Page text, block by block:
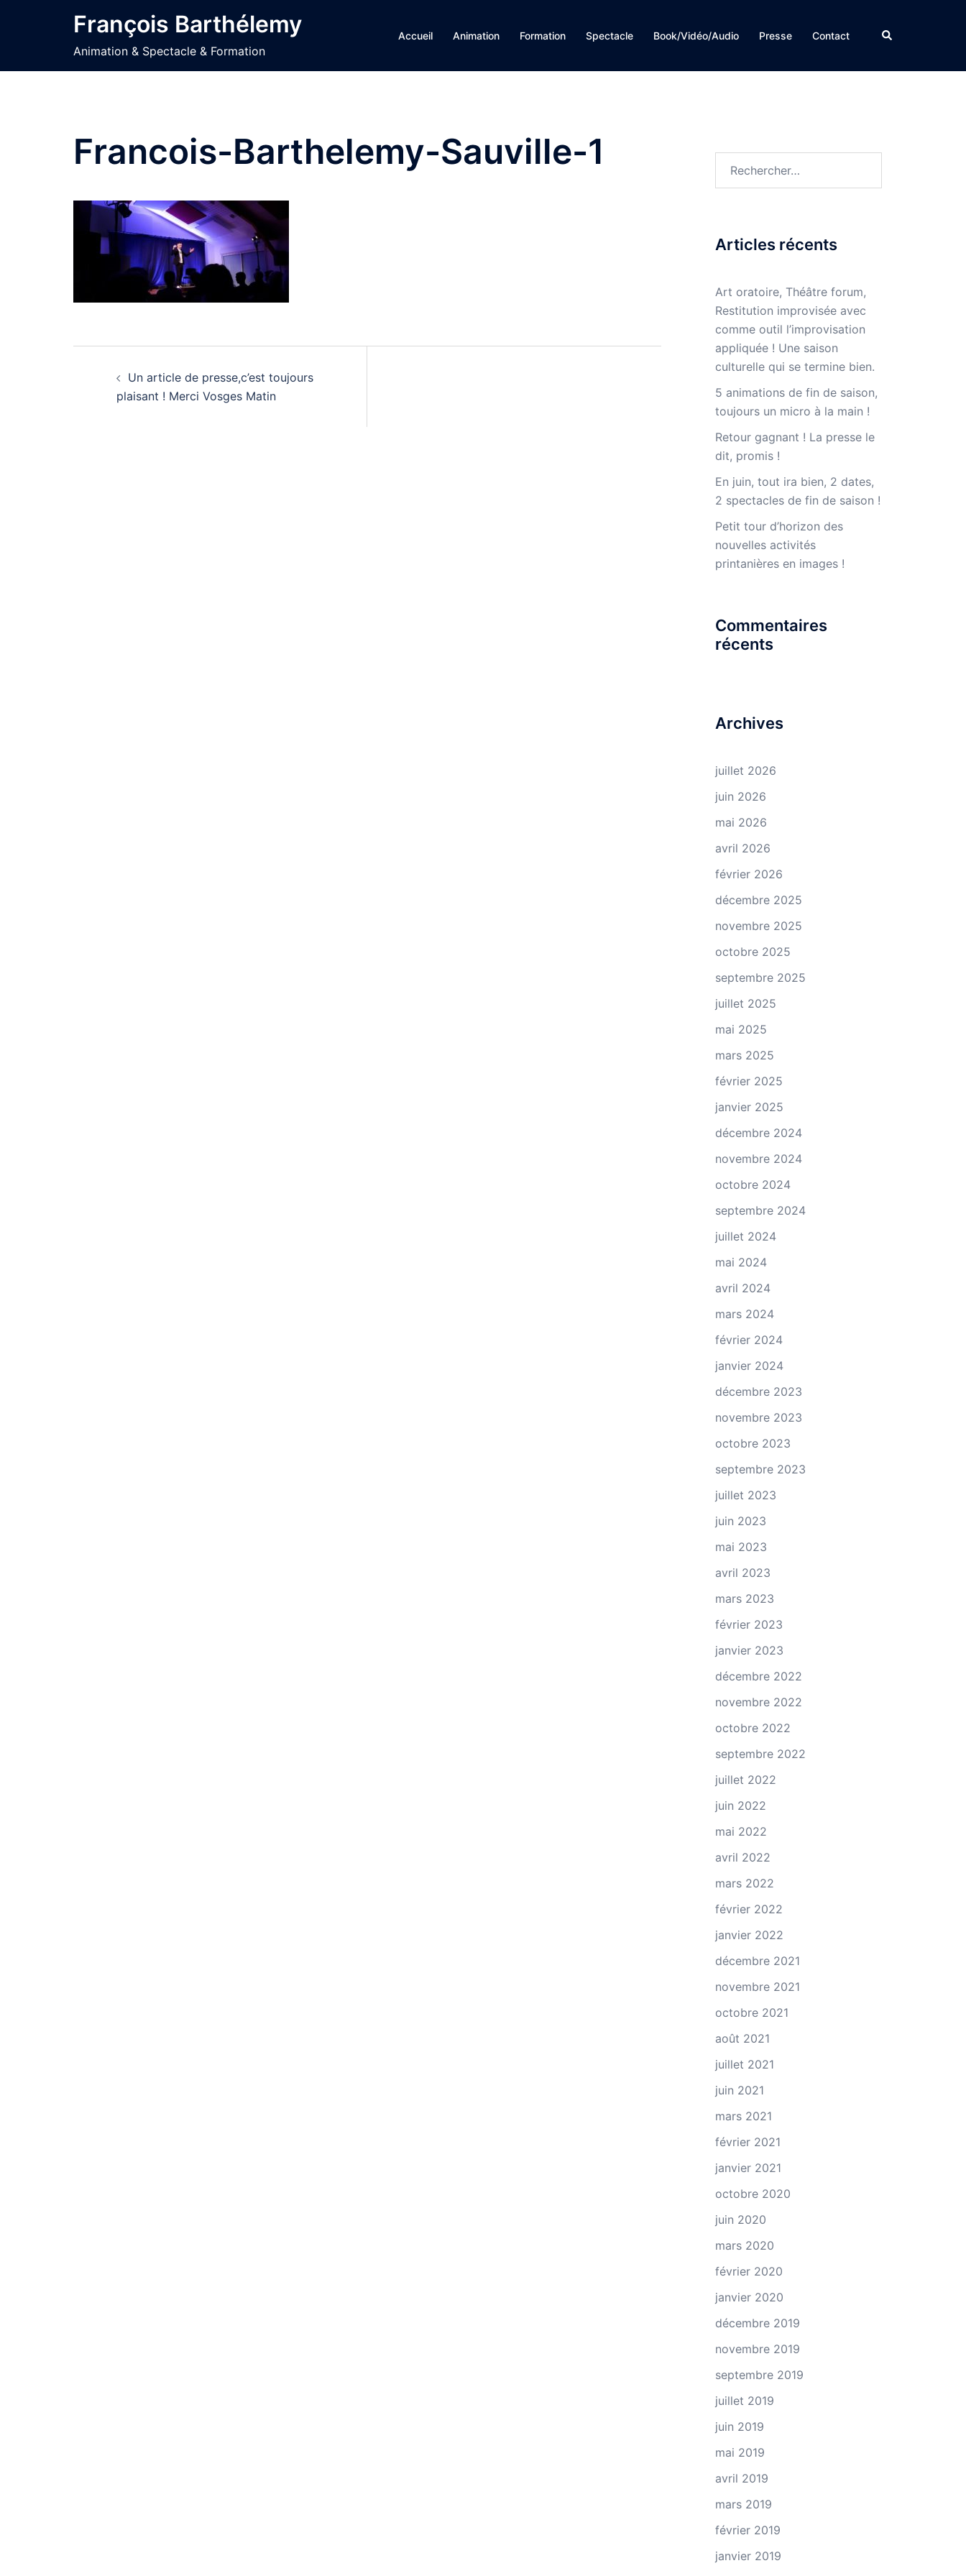
François Barthélemy
Animation & Spectacle & Formation
Accueil Animation Formation Spectacle Book/Vidéo/Audio Presse Contact Rechercher
Francois-Barthelemy-Sauville-1
d’article
Un article de presse,c’est toujours
plaisant ! Merci Vosges Matin
Articles récents
Art oratoire, Théâtre forum,
Restitution improvisée avec
comme outil l’improvisation
appliquée ! Une saison
culturelle qui se termine bien.
5 animations de fin de saison,
toujours un micro à la main !
Retour gagnant ! La presse le
dit, promis !
En juin, tout ira bien, 2 dates,
2 spectacles de fin de saison !
Petit tour d’horizon des
nouvelles activités
printanières en images !
Commentaires
récents
Archives
juillet 2026
juin 2026
mai 2026
avril 2026
février 2026
décembre 2025
novembre 2025
octobre 2025
septembre 2025
juillet 2025
mai 2025
mars 2025
février 2025
janvier 2025
décembre 2024
novembre 2024
octobre 2024
septembre 2024
juillet 2024
mai 2024
avril 2024
mars 2024
février 2024
janvier 2024
décembre 2023
novembre 2023
octobre 2023
septembre 2023
juillet 2023
juin 2023
mai 2023
avril 2023
mars 2023
février 2023
janvier 2023
décembre 2022
novembre 2022
octobre 2022
septembre 2022
juillet 2022
juin 2022
mai 2022
avril 2022
mars 2022
février 2022
janvier 2022
décembre 2021
novembre 2021
octobre 2021
août 2021
juillet 2021
juin 2021
mars 2021
février 2021
janvier 2021
octobre 2020
juin 2020
mars 2020
février 2020
janvier 2020
décembre 2019
novembre 2019
septembre 2019
juillet 2019
juin 2019
mai 2019
avril 2019
mars 2019
février 2019
janvier 2019